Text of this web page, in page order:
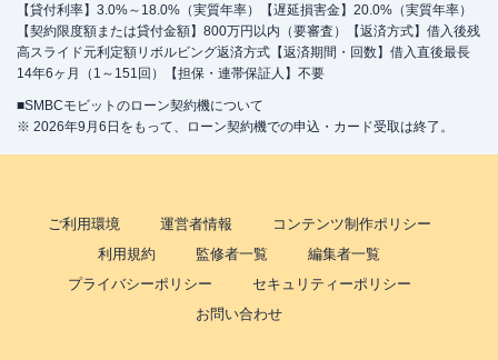
【貸付利率】3.0%～18.0%（実質年率）【遅延損害金】20.0%（実質年率）
【契約限度額または貸付金額】800万円以内（要審査）【返済方式】借入後残
高スライド元利定額リボルビング返済方式【返済期間・回数】借入直後最長
14年6ヶ月（1～151回）【担保・連帯保証人】不要
■SMBCモビットのローン契約機について
※ 2026年9月6日をもって、ローン契約機での申込・カード受取は終了。
ご利用環境 運営者情報
コンテンツ制作ポリシー
利用規約
監修者一覧
編集者一覧
プライバシーポリシー
セキュリティーポリシー
お問い合わせ